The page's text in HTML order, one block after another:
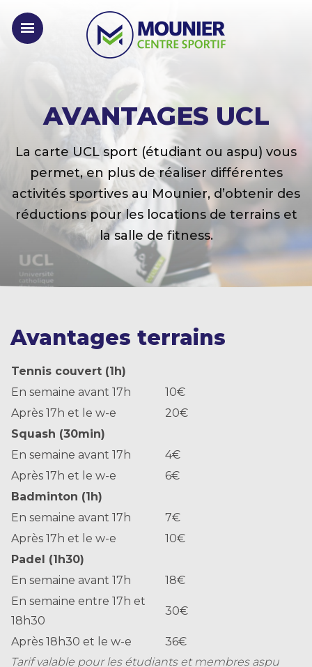
AVANTAGES UCL
La carte UCL sport (étudiant ou aspu) vous
permet, en plus de réaliser différentes
activités sportives au Mounier, d’obtenir des
réductions pour les locations de terrains et
la salle de fitness.
Avantages terrains
Tennis couvert (1h)
En semaine avant 17h
10€
Après 17h et le w-e
20€
Squash (30min)
En semaine avant 17h
4€
Après 17h et le w-e
6€
Badminton (1h)
En semaine avant 17h
7€
Après 17h et le w-e
10€
Padel (1h30)
En semaine avant 17h
18€
En semaine entre 17h et
18h30
30€
Après 18h30 et le w-e
36€
Tarif valable pour les étudiants et membres aspu